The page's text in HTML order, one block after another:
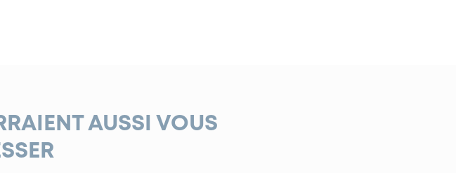
AUSSI VOUS